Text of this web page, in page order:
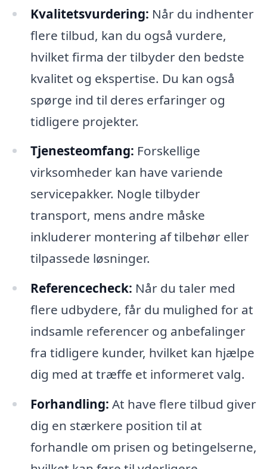
Kvalitetsvurdering: Når du indhenter
flere tilbud, kan du også vurdere,
hvilket firma der tilbyder den bedste
kvalitet og ekspertise. Du kan også
spørge ind til deres erfaringer og
tidligere projekter.
Tjenesteomfang: Forskellige
virksomheder kan have variende
servicepakker. Nogle tilbyder
transport, mens andre måske
inkluderer montering af tilbehør eller
tilpassede løsninger.
Referencecheck: Når du taler med
flere udbydere, får du mulighed for at
indsamle referencer og anbefalinger
fra tidligere kunder, hvilket kan hjælpe
dig med at træffe et informeret valg.
Forhandling: At have flere tilbud giver
dig en stærkere position til at
forhandle om prisen og betingelserne,